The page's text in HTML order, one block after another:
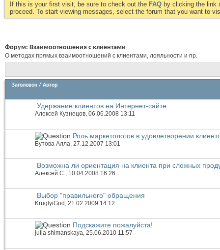
If this is your first visit, be sure to check out the FAQ by clicking the link
proceed. To start viewing messages, select the forum that you want to
Форум: Взаимоотношения с клиентами
О методах прямых взаимоотношений с клиентами, лояльности и пр.
Заголовок / Автор
Удержание клиентов на Интернет-сайте
Алексей Кузнецов, 06.06.2008 13:11
Роль маркетологов в удовлетворении
Бутова Алла, 27.12.2007 13:01
Возможна ли ориентация на клиента при сложных
Алексей С., 10.04.2008 16:26
Выбор "правильного" обращения
KruglyiGod , 21.02.2009 14:12
Подскажите пожалуйста!
julia shimanskaya, 25.06.2010 11:57